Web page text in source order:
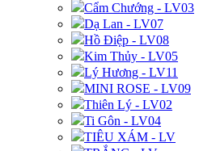
Cẩm Chướng - LV03
Dạ Lan - LV07
Hồ Điệp - LV08
Kim Thủy - LV05
Lý Hương - LV11
MINI ROSE - LV09
Thiên Lý - LV02
Ti Gôn - LV04
TIÊU XÁM - LV